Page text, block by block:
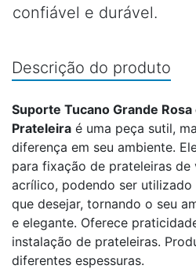
confiável e durável.
Descrição do produto
Suporte Tucano Grande
Prateleira é uma peça sutil,
diferença em seu ambiente.
para fixação de prateleiras de
acrílico, podendo ser utilizado
que desejar, tornando o seu
e elegante. Oferece
instalação de prateleiras.
diferentes espessuras.